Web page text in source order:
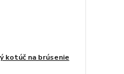
kotúč na brúsenie